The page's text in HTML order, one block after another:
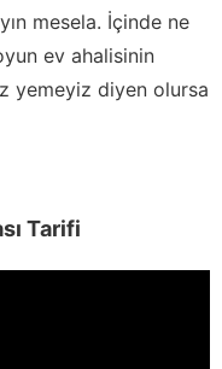
mesela. İçinde ne
ev ahalisinin
yemeyiz diyen olursa
Tarifi